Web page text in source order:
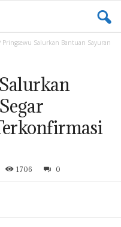
Pringsewu Salurkan Bantuan Sayuran
1706 0